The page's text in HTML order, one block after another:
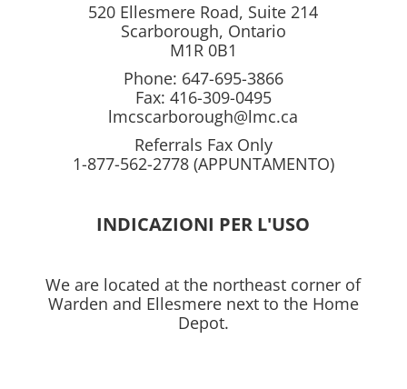
520 Ellesmere Road, Suite 214
Scarborough, Ontario
M1R 0B1
Phone: 647-695-3866
Fax: 416-309-0495
lmcscarborough@lmc.ca
Referrals Fax Only
1-877-562-2778 (APPUNTAMENTO)
INDICAZIONI PER L'USO
We are located at the northeast corner of
Warden and Ellesmere next to the Home
Depot.